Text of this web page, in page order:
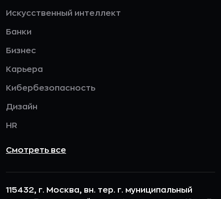
Искусственный интеллект
Банки
Бизнес
Карьера
Кибербезопасность
Дизайн
HR
Смотреть все
115432, г. Москва, вн. тер. г. муниципальный